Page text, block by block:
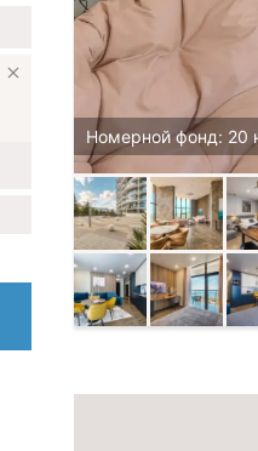
Номерной фонд: 20